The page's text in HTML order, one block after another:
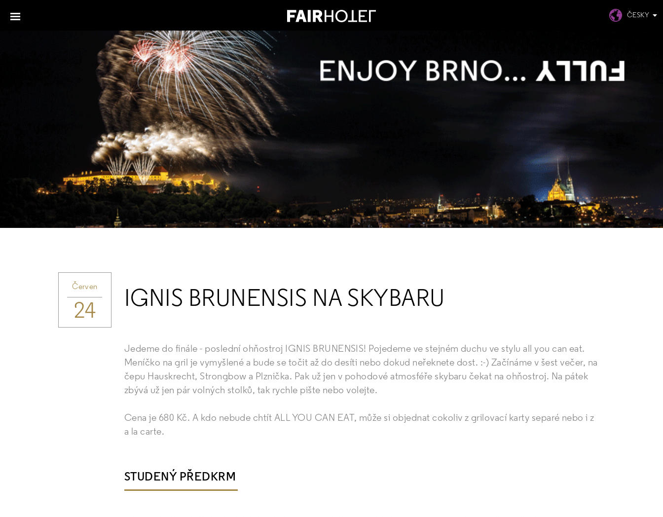
ČESKY
24
Červen
IGNIS BRUNENSIS NA SKYBARU
Jedeme do finále - poslední ohňostroj IGNIS BRUNENSIS! Pojedeme ve stejném duchu ve stylu all you can eat.
Meníčko na gril je vymyšlené a bude se točit až do desíti nebo dokud neřeknete dost. :-) Začínáme v šest večer, na
čepu Hauskrecht, Strongbow a Plznička. Pak už jen v pohodové atmosféře skybaru čekat na ohňostroj. Na pátek
zbývá už jen pár volných stolků, tak rychle pište nebo volejte.
Cena je 680 Kč. A kdo nebude chtít ALL YOU CAN EAT, může si objednat cokoliv z grilovací karty separé nebo i z
a la carte.
STUDENÝ PŘEDKRM